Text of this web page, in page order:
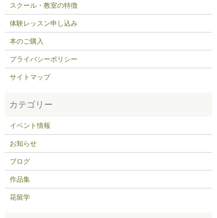
スクール・教室の特徴
体験レッスン申し込み
本のご購入
プライバシーポリシー
サイトマップ
イベント情報
お知らせ
ブログ
作品集
花留学